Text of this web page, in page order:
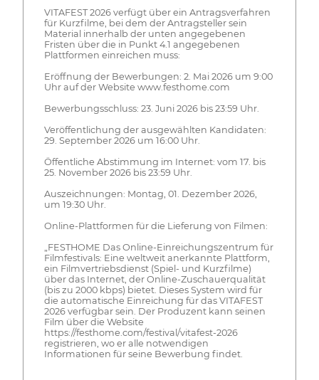
VITAFEST 2026 verfügt über ein Antragsverfahren
für Kurzfilme, bei dem der Antragsteller sein
Material innerhalb der unten angegebenen
Fristen über die in Punkt 4.1 angegebenen
Plattformen einreichen muss:
Eröffnung der Bewerbungen: 2. Mai 2026 um 9:00
Uhr auf der Website www.festhome.com
Bewerbungsschluss: 23. Juni 2026 bis 23:59 Uhr.
Veröffentlichung der ausgewählten Kandidaten:
29. September 2026 um 16:00 Uhr.
Öffentliche Abstimmung im Internet: vom 17. bis
25. November 2026 bis 23:59 Uhr.
Auszeichnungen: Montag, 01. Dezember 2026,
um 19:30 Uhr.
Online-Plattformen für die Lieferung von Filmen:
„FESTHOME Das Online-Einreichungszentrum für
Filmfestivals: Eine weltweit anerkannte Plattform,
ein Filmvertriebsdienst (Spiel- und Kurzfilme)
über das Internet, der Online-Zuschauerqualität
(bis zu 2000 kbps) bietet. Dieses System wird für
die automatische Einreichung für das VITAFEST
2026 verfügbar sein. Der Produzent kann seinen
Film über die Website
https://festhome.com/festival/vitafest-2026
registrieren, wo er alle notwendigen
Informationen für seine Bewerbung findet.